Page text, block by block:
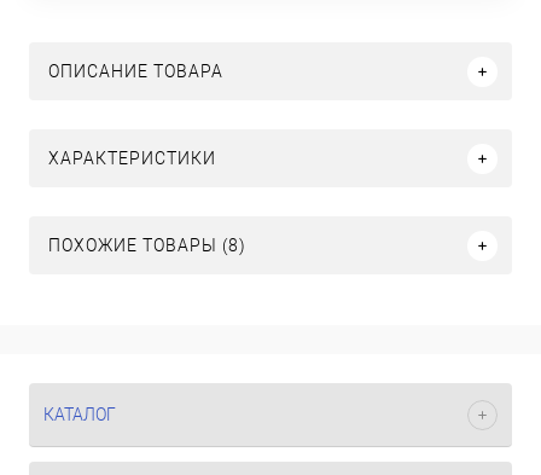
ОПИСАНИЕ ТОВАРА
ХАРАКТЕРИСТИКИ
ПОХОЖИЕ ТОВАРЫ (8)
КАТАЛОГ